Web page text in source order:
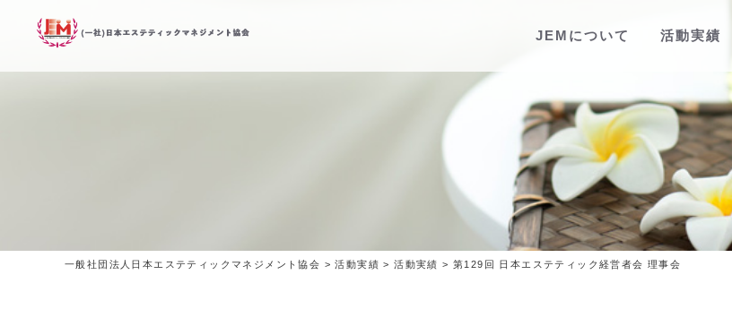
JEMについて 活動実績
一般社団法人日本エステティックマネジメント協会 >活動実績 >活動実績 >第129回 日本エステティック経営者会 理事会